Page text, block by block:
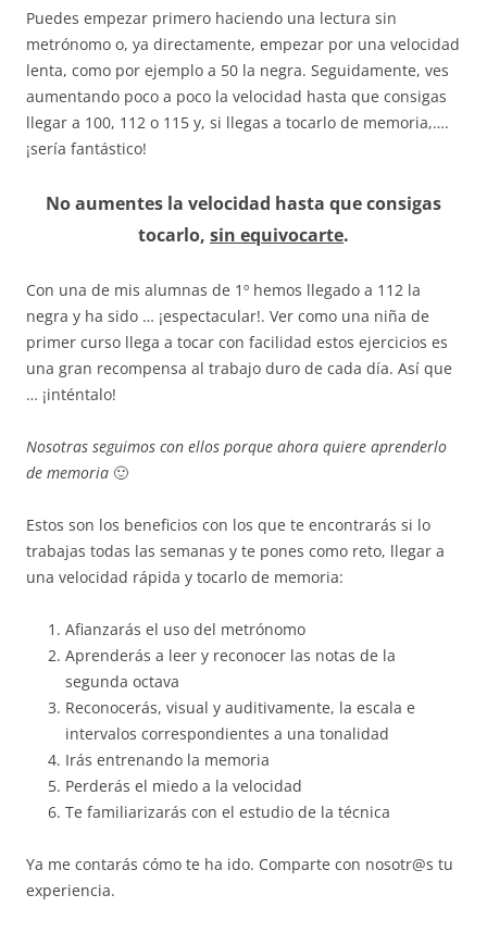
Puedes empezar primero haciendo una lectura sin
metrónomo o, ya directamente, empezar por una velocidad
lenta, como por ejemplo a 50 la negra. Seguidamente, ves
aumentando poco a poco la velocidad hasta que consigas
llegar a 100, 112 o 115 y, si llegas a tocarlo de memoria,….
¡sería fantástico!
No aumentes la velocidad hasta que consigas
tocarlo, sin equivocarte.
Con una de mis alumnas de 1º hemos llegado a 112 la
negra y ha sido … ¡espectacular!. Ver como una niña de
primer curso llega a tocar con facilidad estos ejercicios es
una gran recompensa al trabajo duro de cada día. Así que
… ¡inténtalo!
Nosotras seguimos con ellos porque ahora quiere aprenderlo
de memoria 🙂
Estos son los beneficios con los que te encontrarás si lo
trabajas todas las semanas y te pones como reto, llegar a
una velocidad rápida y tocarlo de memoria:
Afianzarás el uso del metrónomo
Aprenderás a leer y reconocer las notas de la
segunda octava
Reconocerás, visual y auditivamente, la escala e
intervalos correspondientes a una tonalidad
Irás entrenando la memoria
Perderás el miedo a la velocidad
Te familiarizarás con el estudio de la técnica
Ya me contarás cómo te ha ido. Comparte con nosotr@s tu
experiencia.